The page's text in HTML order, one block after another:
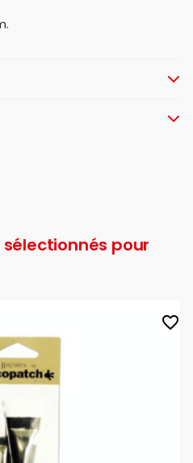
sélectionnés pour
favorite_border